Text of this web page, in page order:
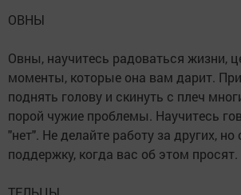
ОВНЫ
Овны, научитесь радоваться жизни,
моменты, которые она вам дарит.
поднять голову и скинуть с плеч
порой чужие проблемы. Научитесь
"нет". Не делайте работу за других,
поддержку, когда вас об этом просят.